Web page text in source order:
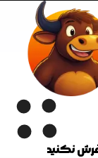
نکنید